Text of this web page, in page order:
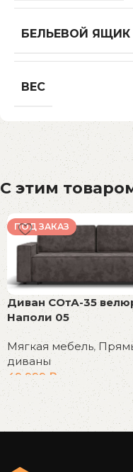
БЕЛЬЕВОЙ ЯЩИК
ВЕС
С этим
ПОД ЗАКАЗ
Диван СОтА-35
Наполи 05
Мягкая мебель,
диваны
49 999 ₽
В корзину
Read More